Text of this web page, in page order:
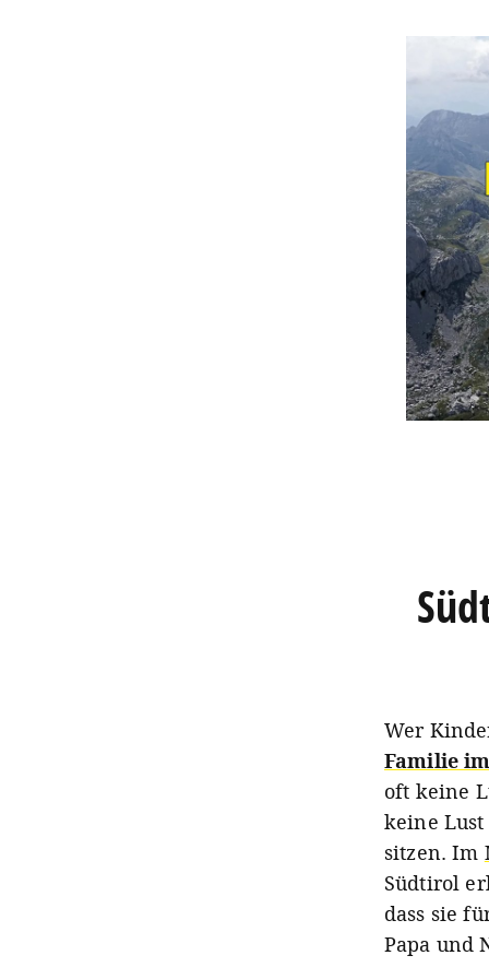
Wer
Familie
oft keine
keine
sitzen. Im
Südtirol
dass sie
Papa und